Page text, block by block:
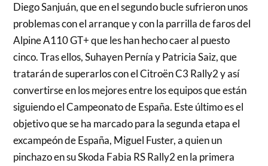
Diego Sanjuán, que en el segundo bucle sufrieron unos
problemas con el arranque y con la parrilla de faros del
Alpine A110 GT+ que les han hecho caer al puesto
cinco. Tras ellos, Suhayen Pernía y Patricia Saiz, que
tratarán de superarlos con el Citroën C3 Rally2 y así
convertirse en los mejores entre los equipos que están
siguiendo el Campeonato de España. Este último es el
objetivo que se ha marcado para la segunda etapa el
excampeón de España, Miguel Fuster, a quien un
pinchazo en su Skoda Fabia RS Rally2 en la primera